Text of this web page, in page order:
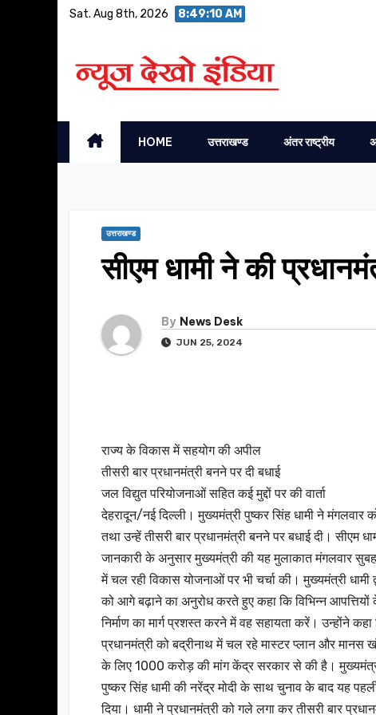
Sat. Aug 8th, 2026 8:49:11 AM
HOME उत्तराखण्ड अंतर राष्ट्रीय
उत्तराखण्ड
सीएम धामी ने की
By News Desk
JUN 25, 2024
राज्य के विकास में सहयोग की अपील
तीसरी बार प्रधानमंत्री बनने पर दी बधाई
जल विद्युत परियोजनाओं सहित कई मुद्दों पर की वार्ता
देहरादून/नई दिल्ली। मुख्यमंत्री पुष्कर सिंह धामी ने मंगलवार
तथा उन्हें तीसरी बार प्रधानमंत्री बनने पर बधाई दी। सीएम
जानकारी के अनुसार मुख्यमंत्री की यह मुलाकात मंगलवार
में चल रही विकास योजनाओं पर भी चर्चा की। मुख्यमंत्री धामी
को आगे बढ़ाने का अनुरोध करते हुए कहा कि विभिन्न
निर्माण का मार्ग प्रशस्त करने में वह सहायता करें। उन्होंने
प्रधानमंत्री को बद्रीनाथ में चल रहे मास्टर प्लान और मानस
के लिए 1000 करोड़ की मांग केंद्र सरकार से की है।
पुष्कर सिंह धामी की नरेंद्र मोदी के साथ चुनाव के बाद यह
दिया। धामी ने प्रधानमंत्री को गले लगा कर तीसरी बार